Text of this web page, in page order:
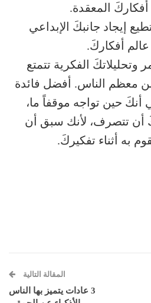
المعقدة.
إيجاد جانبكَ الإبداعي
أفكاركَ.
الفكرية تتمتع
معظم الناس. أفضل فائدة
حين تواجه موقفاً ما،
أن تتصرف، لأنك سبق أن
به أثناء تفكيركَ.
المقالة التالية
3 عادات يتميز بها الناس